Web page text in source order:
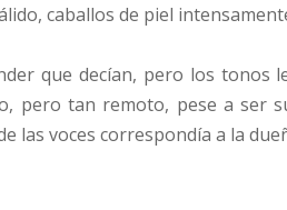
caballos de piel
que decían, pero los tonos
pero tan remoto, pese a ser
las voces correspondía a la